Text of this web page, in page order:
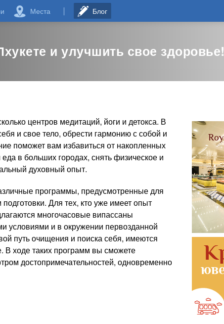
Места Блог
и улучшить свое здоровье!
центров медитаций, йоги и детокса. В
и свое тело, обрести гармонию с собой и
поможет вам избавиться от накопленных
в больших городах, снять физическое и
духовный опыт.
программы, предусмотренные для
Для тех, кто уже имеет опыт
многочасовые випассаны
условиями и в окружении первозданной
путь очищения и поиска себя, имеются
ходе таких программ вы сможете
достопримечательностей, одновременно